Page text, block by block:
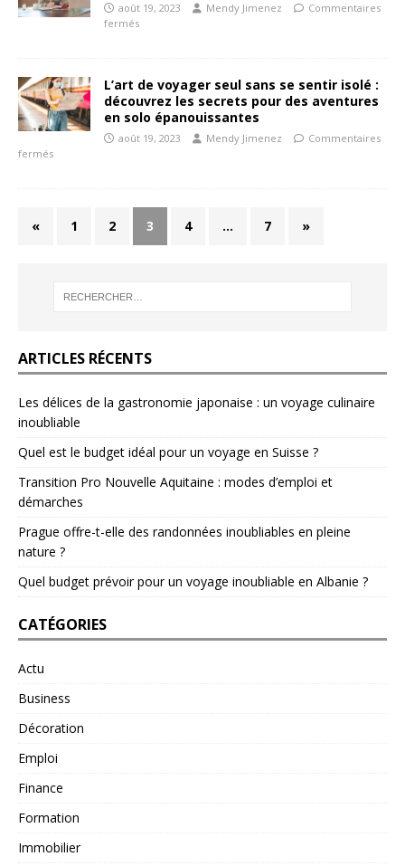
août 19, 2023 Mendy Jimenez
Commentaires
fermés
L’art de voyager seul sans se sentir isolé :
découvrez les secrets pour des aventures
en solo épanouissantes
août 19, 2023 Mendy Jimenez
Commentaires
fermés
« 1 2 3 4 … 7 »
ARTICLES RÉCENTS
Les délices de la gastronomie japonaise : un voyage culinaire
inoubliable
Quel est le budget idéal pour un voyage en Suisse ?
Transition Pro Nouvelle Aquitaine : modes d’emploi et
démarches
Prague offre-t-elle des randonnées inoubliables en pleine
nature ?
Quel budget prévoir pour un voyage inoubliable en Albanie ?
CATÉGORIES
Actu
Business
Décoration
Emploi
Finance
Formation
Immobilier